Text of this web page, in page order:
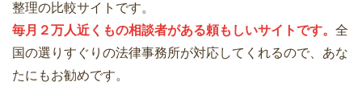
整理の比較サイトです。
毎月２万人近くもの相談者がある頼もしいサイトです。 全
国の選りすぐりの法律事務所が対応してくれるので、あな
たにもお勧めです。